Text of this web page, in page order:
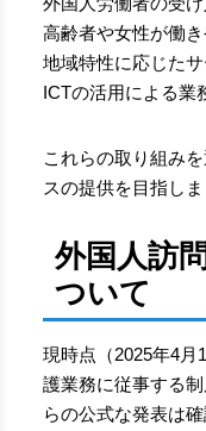
高齢者や女性が働
地域特性に応じた
ICTの活用による業
これらの取り組み
スの提供を目指しま
外国人訪
ついて
現時点（2025年4月
護業務に従事する
らの公式な発表は確